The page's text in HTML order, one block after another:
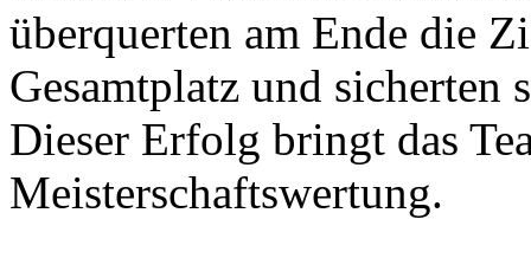
überquerten am Ende die
Gesamtplatz und sicherten
Dieser Erfolg bringt das
Meisterschaftswertung.